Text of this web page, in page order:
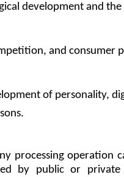
development and
and consumer
of personality,
processing operation
by public or private